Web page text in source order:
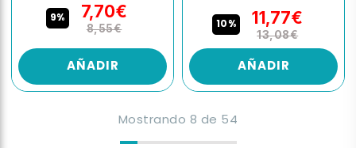
9% 7,70€
8,55€
AÑADIR
10% 11,77€
13,08€
AÑADIR
Mostrando 8 de 54